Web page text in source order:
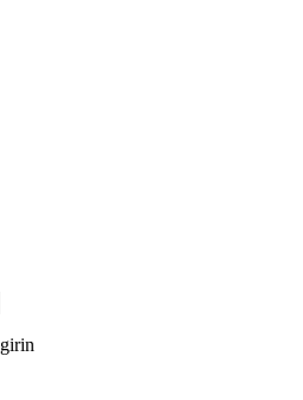
girin